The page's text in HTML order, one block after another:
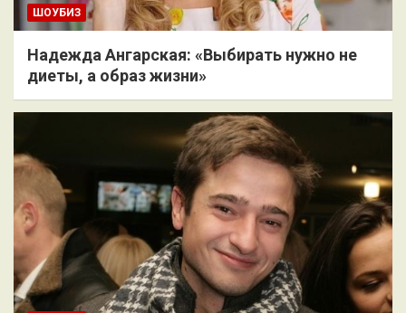
ШОУБИЗ
Надежда Ангарская: «Выбирать нужно не
диеты, а образ жизни»